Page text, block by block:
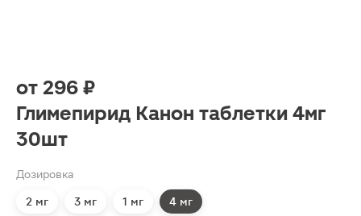
от 296 ₽
Глимепирид Канон таблетки 4мг
30шт
Дозировка
2 мг 3 мг 1 мг 4 мг